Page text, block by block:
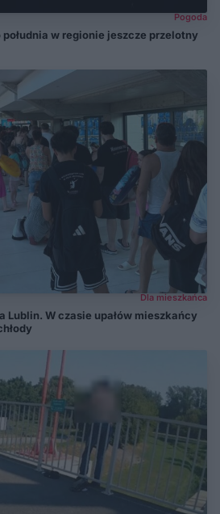
Pogoda
południa w regionie jeszcze przelotny
Dla mieszkańca
Lublin. W czasie upałów mieszkańcy